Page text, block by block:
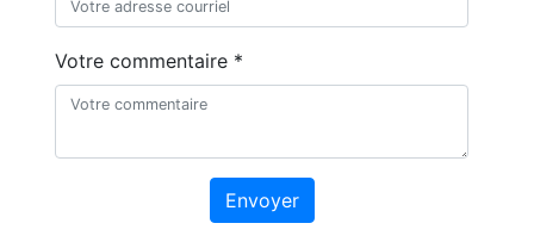
Votre commentaire *
Envoyer